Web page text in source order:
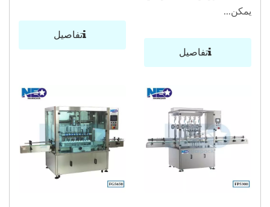
يمكن...
تفاصيل
تفاصيل